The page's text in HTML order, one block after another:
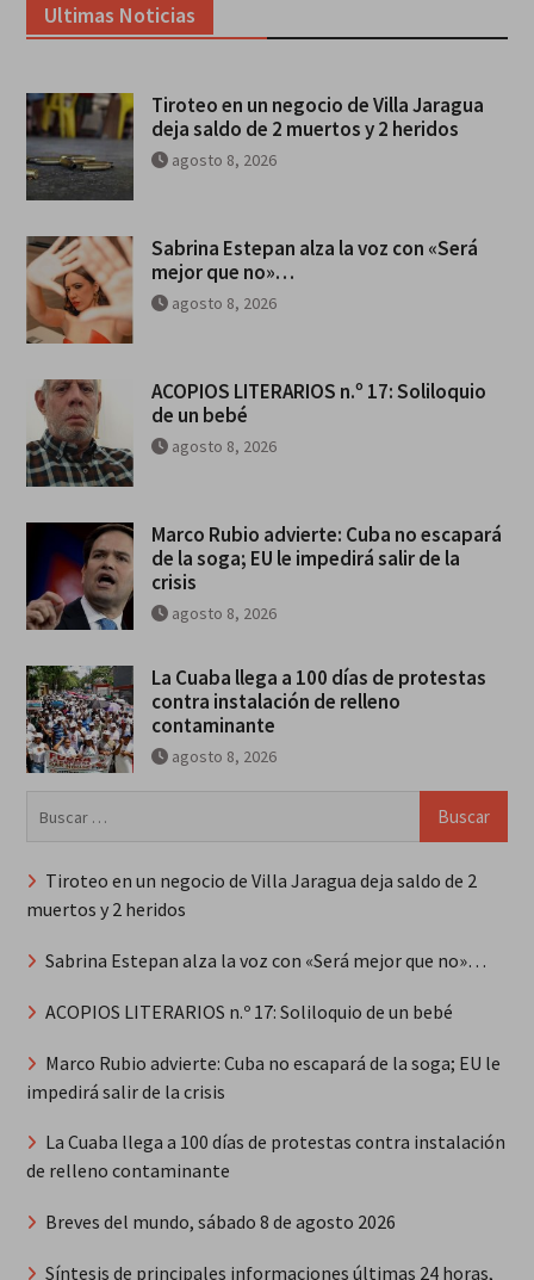
Ultimas Noticias
Tiroteo en un negocio de Villa Jaragua
deja saldo de 2 muertos y 2 heridos
agosto 8, 2026
Sabrina Estepan alza la voz con «Será
mejor que no»…
agosto 8, 2026
ACOPIOS LITERARIOS n.º 17: Soliloquio
de un bebé
agosto 8, 2026
Marco Rubio advierte: Cuba no escapará
de la soga; EU le impedirá salir de la
crisis
agosto 8, 2026
La Cuaba llega a 100 días de protestas
contra instalación de relleno
contaminante
agosto 8, 2026
Tiroteo en un negocio de Villa Jaragua deja saldo de 2
muertos y 2 heridos
Sabrina Estepan alza la voz con «Será mejor que no»…
ACOPIOS LITERARIOS n.º 17: Soliloquio de un bebé
Marco Rubio advierte: Cuba no escapará de la soga; EU le
impedirá salir de la crisis
La Cuaba llega a 100 días de protestas contra instalación
de relleno contaminante
Breves del mundo, sábado 8 de agosto 2026
Síntesis de principales informaciones últimas 24 horas,